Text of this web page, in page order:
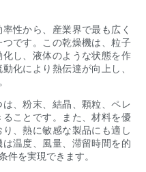
性から、産業界で最も広く
です。この乾燥機は、粒子
し、液体のような状態を作
化により熱伝達が向上し、
、粉末、結晶、顆粒、ペレ
ことです。また、材料を優
、熱に敏感な製品にも適し
温度、風量、滞留時間を的
件を実現できます。